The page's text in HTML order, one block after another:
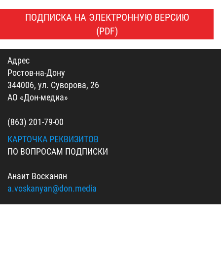
ПОДПИСКА НА ЭЛЕКТРОННУЮ ВЕРСИЮ
(PDF)
Адрес
Ростов-на-Дону
344006, ул. Суворова, 26
АО «Дон-медиа»
(863) 201-79-00
КАРТОЧКА РЕКВИЗИТОВ
ПО ВОПРОСАМ ПОДПИСКИ
Анаит Восканян
a.voskanyan@don.media